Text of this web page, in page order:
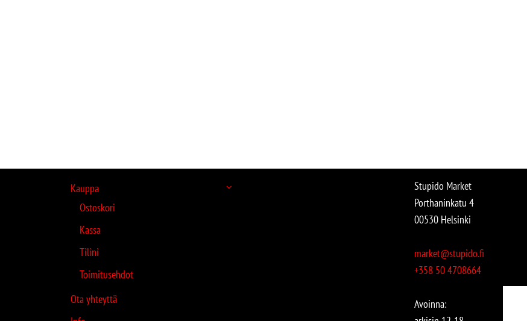
Kauppa
Ostoskori
Kassa
Tilini
Toimitusehdot
Ota yhteyttä
Stupido Market
Porthaninkatu 4
00530 Helsinki
market@stupido.fi
+358 50 4708664
Avoinna: